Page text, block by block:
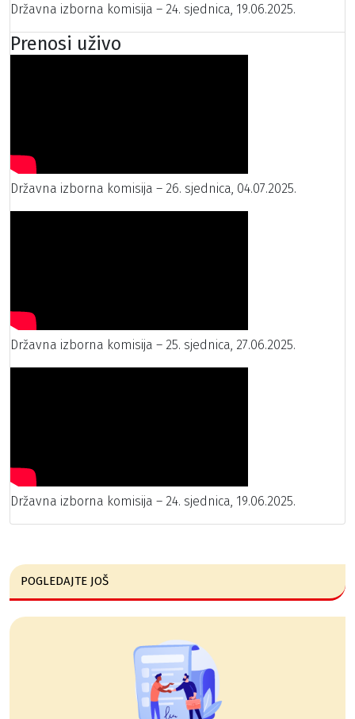
Državna izborna komisija – 24. sjednica, 19.06.2025.
Prenosi uživo
Državna izborna komisija – 26. sjednica, 04.07.2025.
Državna izborna komisija – 25. sjednica, 27.06.2025.
Državna izborna komisija – 24. sjednica, 19.06.2025.
POGLEDAJTE JOŠ